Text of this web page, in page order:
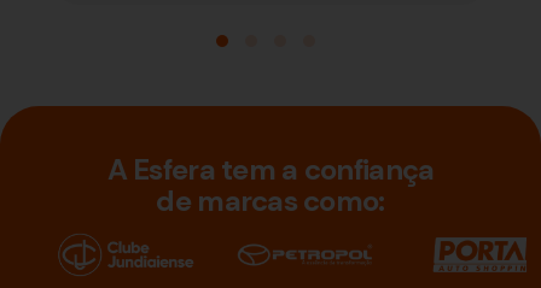
A Esfera tem a confiança
de marcas como: